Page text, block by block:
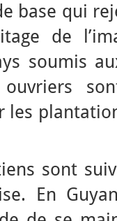
base qui
de
soumis
les
sont
En